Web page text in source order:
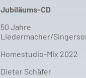
Jubiläums-CD
50 Jahre
Liedermacher/
Homestudio-Mix 2022
Dieter Schäfer